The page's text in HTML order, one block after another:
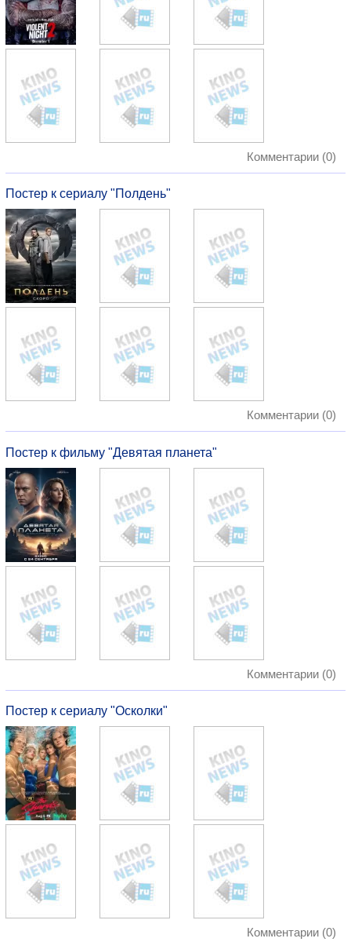
Комментарии (0)
Постер к сериалу "Полдень"
Комментарии (0)
Постер к фильму "Девятая планета"
Комментарии (0)
Постер к сериалу "Осколки"
Комментарии (0)